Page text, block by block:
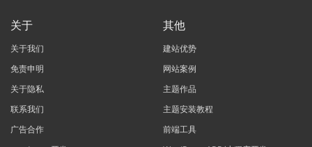
关于
关于我们
免责申明
关于隐私
联系我们
广告合作
其他
建站优势
网站案例
主题作品
主题安装教程
前端工具